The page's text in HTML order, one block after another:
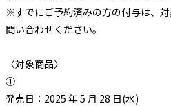
※すでにご予約済みの方の付与は、
問い合わせください。
〈対象商品〉
①
発売日：2025 年 5 月 28 日(水)